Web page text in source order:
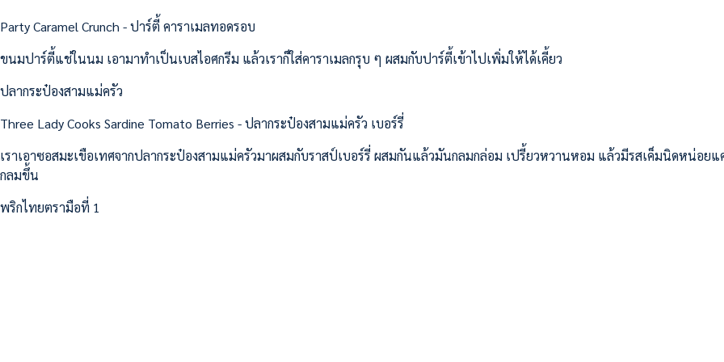
Party Caramel Crunch - ปาร์ตี้ คาราเมลทอดรอบ
ขนมปาร์ตี้แช่ในนม เอามาทำเป็นเบสไอศกรีม แล้วเราก็ใส่คาราเมลกรุบ ๆ ผสมกับปาร์ตี้เข้าไปเพิ่มให้ได้เคี้ยว
ปลากระป๋องสามแม่ครัว
Three Lady Cooks Sardine Tomato Berries - ปลากระป๋องสามแม่ครัว เบอร์รี่
เราเอาซอสมะเขือเทศจากปลากระป๋องสามแม่ครัวมาผสมกับราสป์เบอร์รี่ ผสมกันแล้วมันกลมกล่อม เปรี้ยวหวานหอม แล้วมีรสเค็มนิดหน่อย
กลมขึ้น
พริกไทยตรามือที่ 1